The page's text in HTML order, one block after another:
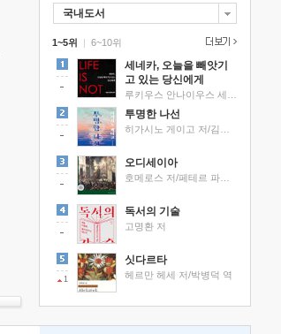
국내도서
1~5위 |
세네카, 오늘을 빼앗기
고 있는 당신에게
투명한 나선
오디세이아
독서의 기술
고명환 저
1
싯다르타
헤르만 헤세 저/박병덕 역
6~10위